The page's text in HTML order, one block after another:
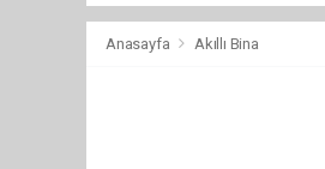
Anasayfa Akıllı Bina